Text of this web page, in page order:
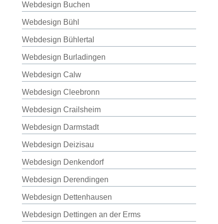
Webdesign Buchen
Webdesign Bühl
Webdesign Bühlertal
Webdesign Burladingen
Webdesign Calw
Webdesign Cleebronn
Webdesign Crailsheim
Webdesign Darmstadt
Webdesign Deizisau
Webdesign Denkendorf
Webdesign Derendingen
Webdesign Dettenhausen
Webdesign Dettingen an der Erms